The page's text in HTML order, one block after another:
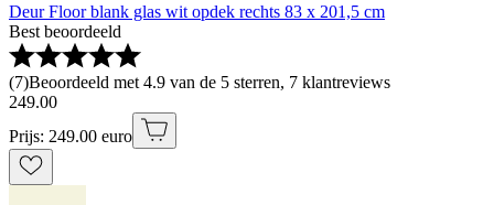
Deur Floor blank glas wit opdek rechts 83 x 201,5 cm
Best beoordeeld
(7)Beoordeeld met 4.9 van de 5 sterren, 7 klantreviews
249.00
Prijs: 249.00 euro